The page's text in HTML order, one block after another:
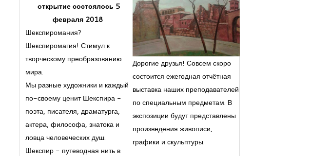
открытие состоялось 5
февраля 2018
Шекспиромания?
Шекспиромагия! Стимул к
творческому преобразованию
мира.
Мы разные художники и каждый
по-своему ценит Шекспира -
поэта, писателя, драматурга,
актера, философа, знатока и
ловца человеческих душ.
Шекспир - путеводная нить в
Дорогие друзья! Совсем скоро
состоится ежегодная отчётная
выставка наших преподавателей
по специальным предметам. В
экспозиции будут представлены
произведения живописи,
графики и скульптуры.